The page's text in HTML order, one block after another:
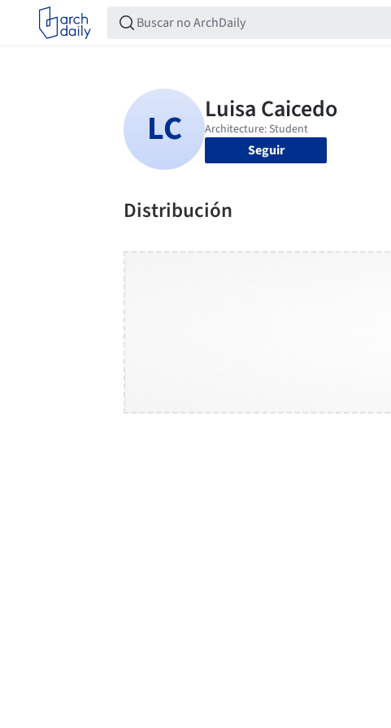
Seguir
Distribución